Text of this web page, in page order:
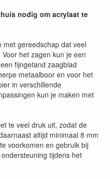
nodig om acrylaat te
gereedschap dat veel
het zagen kun je een
fijngetand zaagblad
metaalboor en voor het
in verschillende
kun je maken met
te veel druk uit, zodat de
altijd minimaal 8 mm
voorkomen en gebruik bij
tijdens het